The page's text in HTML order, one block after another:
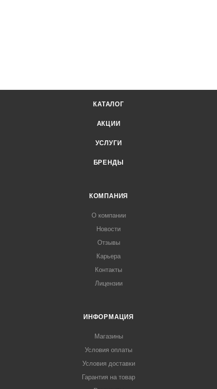
КАТАЛОГ
АКЦИИ
УСЛУГИ
БРЕНДЫ
КОМПАНИЯ
О компании
Новости
Отзывы
Карьера
Контакты
Лицензии
ИНФОРМАЦИЯ
Магазины
Условия оплаты
Условия доставки
Гарантия на товар